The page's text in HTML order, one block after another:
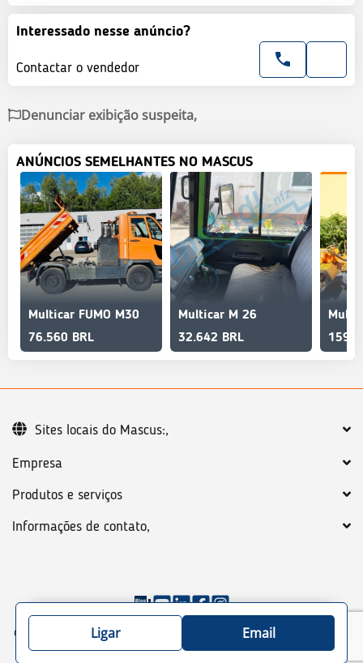
Interessado nesse anúncio?
Contactar o vendedor
Denunciar exibição suspeita,
ANÚNCIOS SEMELHANTES NO MASCUS
Multicar FUMO M30
76.560 BRL
Multicar M 26
32.642 BRL
Empresa
Produtos e serviços
Informações de contato,
© Mascus Termos gerais,
Política de privacidade,
Guia de colocação de máquinas/caminhões,
Sites locais do Mascus:,
Ligar Email